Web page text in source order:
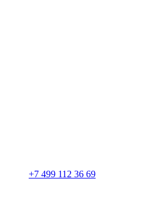
+7 499 112 36 69